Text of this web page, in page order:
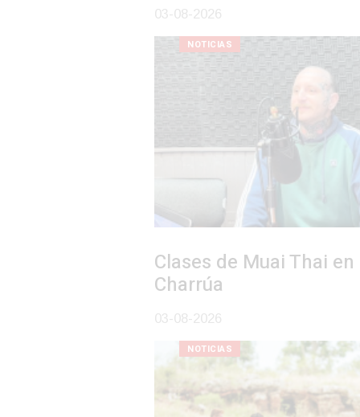
Clases de Muai Thai en Complejo